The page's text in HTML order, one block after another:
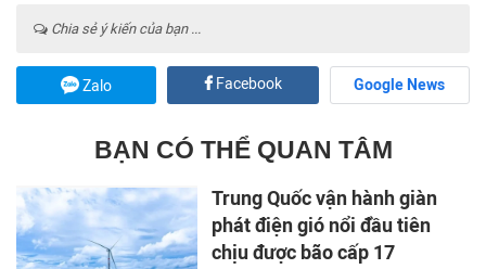
Chia sẻ ý kiến của bạn ...
Zalo Facebook Google News
BẠN CÓ THỂ QUAN TÂM
Trung Quốc vận hành giàn
phát điện gió nổi đầu tiên
chịu được bão cấp 17